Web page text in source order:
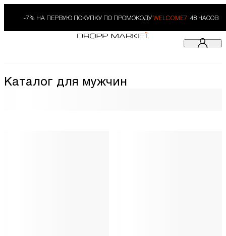
-7% НА ПЕРВУЮ ПОКУПКУ ПО ПРОМОКОДУ WELCOME7. 48 ЧАСОВ
Каталог для мужчин